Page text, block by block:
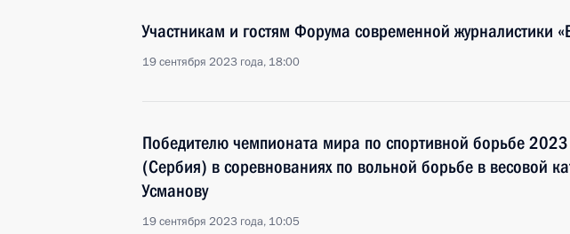
Участникам и гостям Форума современной журналистики
19 сентября 2023 года, 18:00
Победителю чемпионата мира по спортивной борьбе 2023
(Сербия) в соревнованиях по вольной борьбе в весовой
Усманову
19 сентября 2023 года, 10:05